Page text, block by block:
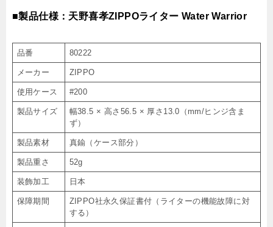
■製品仕様：天野喜孝ZIPPOライター Water Warrior
品番 80222
メーカー ZIPPO
使用ケース #200
製品サイズ
幅38.5 × 高さ56.5 × 厚さ13.0（mm/ヒンジ含ま
ず）
製品素材 真鍮（ケース部分）
製品重さ 52g
装飾加工 日本
保障期間
ZIPPO社永久保証書付（ライターの機能故障に対
する）